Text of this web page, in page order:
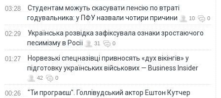
03:28
Студентам можуть скасувати пенсію по втраті
годувальника: у ПФУ назвали чотири причини
10 0
02:29
Українська розвідка зафіксувала ознаки зростаючого
песимізму в Росії
31 0
01:27
Норвезькі спецназівці привносять «дух вікінгів» у
підготовку українських військових — Business Insider
42 0
00:26
"Ти програєш". Голлівудський актор Ештон Кутчер